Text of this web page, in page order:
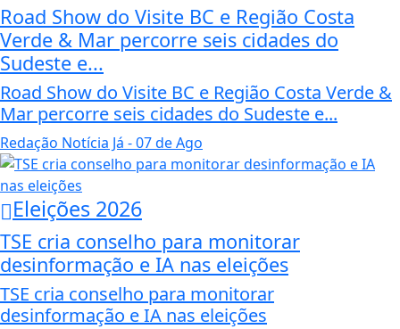
Road Show do Visite BC e Região Costa
Verde & Mar percorre seis cidades do
Sudeste e...
Road Show do Visite BC e Região Costa Verde &
Mar percorre seis cidades do Sudeste e...
Redação Notícia Já - 07 de Ago
Eleições 2026
TSE cria conselho para monitorar
desinformação e IA nas eleições
TSE cria conselho para monitorar
desinformação e IA nas eleições